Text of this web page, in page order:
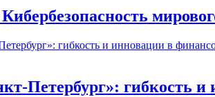
Петербург»: гибкость